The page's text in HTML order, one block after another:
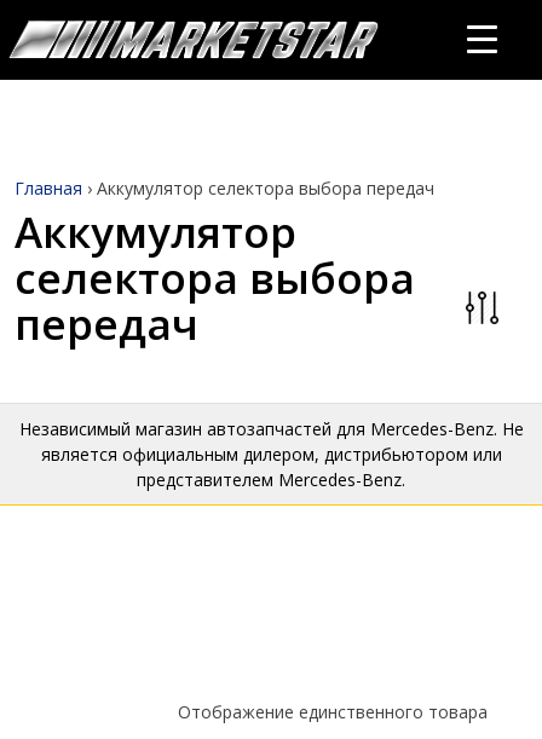
Главная › Аккумулятор селектора выбора передач
Аккумулятор
селектора выбора
передач
Независимый магазин автозапчастей для Mercedes-Benz. Не
является официальным дилером, дистрибьютором или
представителем Mercedes-Benz.
Отображение единственного товара